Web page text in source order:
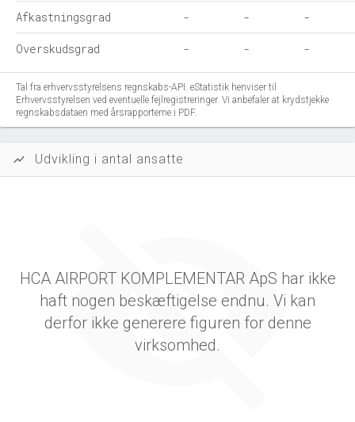
Afkastningsgrad - - -
Overskudsgrad - - -
Tal fra erhvervsstyrelsens regnskabs-API. eStatistik henviser til
Erhvervsstyrelsen ved eventuelle fejlregistreringer. Vi anbefaler at krydstjekke
regnskabsdataen med årsrapporterne i PDF.
show_chart Udvikling i antal ansatte
HCA AIRPORT KOMPLEMENTAR ApS har ikke
haft nogen beskæftigelse endnu. Vi kan
derfor ikke generere figuren for denne
virksomhed.